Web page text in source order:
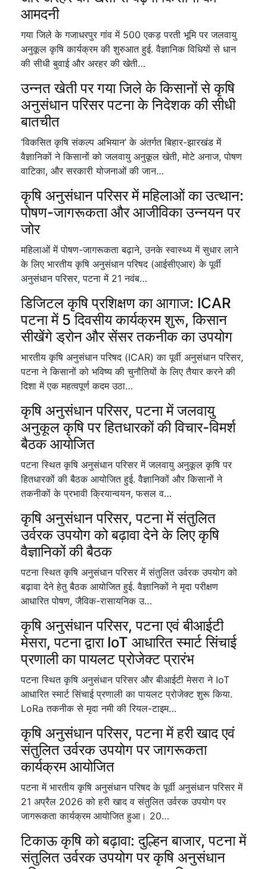
आमदनी
गया जिले के गजाधरपुर गांव में 500 एकड़ परती भूमि पर जलवायु
अनुकूल कृषि कार्यक्रम की शुरुआत हुई. वैज्ञानिक विधियों से धान
की सीधी बुवाई और अरहर की खेती…
उन्नत खेती पर गया जिले के किसानों से कृषि
अनुसंधान परिसर पटना के निदेशक की सीधी
बातचीत
‘विकसित कृषि संकल्प अभियान’ के अंतर्गत बिहार-झारखंड में
वैज्ञानिकों ने किसानों को जलवायु अनुकूल खेती, मोटे अनाज, पोषण
वाटिका, और सरकारी योजनाओं की जान…
कृषि अनुसंधान परिसर में महिलाओं का उत्थान:
पोषण-जागरूकता और आजीविका उन्नयन पर
जोर
महिलाओं में पोषण-जागरूकता बढ़ाने, उनके स्वास्थ्य में सुधार लाने
के लिए भारतीय कृषि अनुसंधान परिषद (आईसीएआर) के पूर्वी
अनुसंधान परिसर, पटना में 21 नवंब…
डिजिटल कृषि प्रशिक्षण का आगाज: ICAR
पटना में 5 दिवसीय कार्यक्रम शुरू, किसान
सीखेंगे ड्रोन और सेंसर तकनीक का उपयोग
भारतीय कृषि अनुसंधान परिषद (ICAR) का पूर्वी अनुसंधान परिसर,
पटना ने किसानों को भविष्य की चुनौतियों के लिए तैयार करने की
दिशा में एक महत्वपूर्ण कदम उठा…
कृषि अनुसंधान परिसर, पटना में जलवायु
अनुकूल कृषि पर हितधारकों की विचार-विमर्श
बैठक आयोजित
पटना स्थित कृषि अनुसंधान परिसर में जलवायु अनुकूल कृषि पर
हितधारकों की बैठक आयोजित हुई. वैज्ञानिकों और किसानों ने
तकनीकों के प्रभावी क्रियान्वयन, फसल व…
कृषि अनुसंधान परिसर, पटना में संतुलित
उर्वरक उपयोग को बढ़ावा देने के लिए कृषि
वैज्ञानिकों की बैठक
पटना स्थित कृषि अनुसंधान परिसर में संतुलित उर्वरक उपयोग को
बढ़ावा देने हेतु बैठक आयोजित हुई. वैज्ञानिकों ने मृदा परीक्षण
आधारित पोषण, जैविक-रासायनिक उ…
कृषि अनुसंधान परिसर, पटना एवं बीआईटी
मेसरा, पटना द्वारा IoT आधारित स्मार्ट सिंचाई
प्रणाली का पायलट प्रोजेक्ट प्रारंभ
पटना स्थित कृषि अनुसंधान परिसर और बीआईटी मेसरा ने IoT
आधारित स्मार्ट सिंचाई प्रणाली का पायलट प्रोजेक्ट शुरू किया.
LoRa तकनीक से मृदा नमी की रियल-टाइम…
कृषि अनुसंधान परिसर, पटना में हरी खाद एवं
संतुलित उर्वरक उपयोग पर जागरूकता
कार्यक्रम आयोजित
पटना में भारतीय कृषि अनुसंधान परिषद के पूर्वी अनुसंधान परिसर में
21 अप्रैल 2026 को हरी खाद व संतुलित उर्वरक उपयोग पर
जागरूकता कार्यक्रम आयोजित हुआ। 20…
टिकाऊ कृषि को बढ़ावा: दुल्हिन बाजार, पटना में
संतुलित उर्वरक उपयोग पर कृषि अनुसंधान